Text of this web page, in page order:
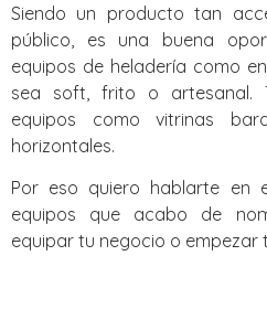
Siendo un producto tan
público, es una buena
equipos de heladería como
sea soft, frito o artesanal.
equipos como vitrinas
horizontales.
Por eso quiero hablarte en
equipos que acabo de
equipar tu negocio o empezar